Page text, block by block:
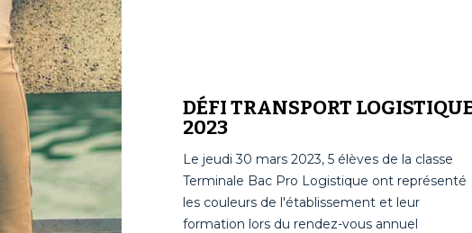
DÉFI TRANSPORT
2023
Le jeudi 30 mars 2023, 5 élèves de la classe
Terminale Bac Pro Logistique ont représenté
les couleurs de l'établissement et leur
formation lors du rendez-vous annuel